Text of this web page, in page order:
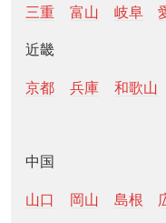
三重 富山 岐阜
近畿
京都 兵庫 和歌山
中国
山口 岡山 島根